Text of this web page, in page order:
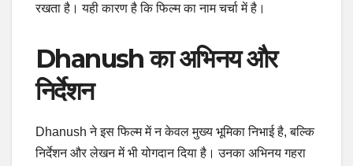
रखता है। यही कारण है कि फिल्म का नाम चर्चा में है।
Dhanush का अभिनय और
निर्देशन
Dhanush ने इस फिल्म में न केवल मुख्य भूमिका निभाई है, बल्कि
निर्देशन और लेखन में भी योगदान दिया है। उनका अभिनय गहरा